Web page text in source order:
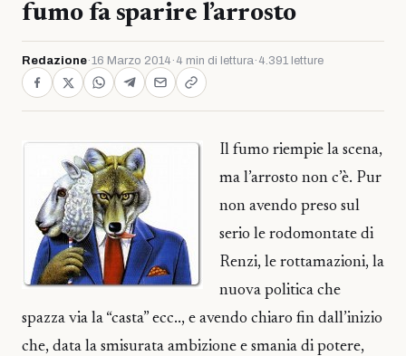
fumo fa sparire l’arrosto
Redazione·16 Marzo 2014 · 4 min di lettura· 4.391 letture
Il fumo riempie la scena,
ma l’arrosto non c’è. Pur
non avendo preso sul
serio le rodomontate di
Renzi, le rottamazioni, la
nuova politica che
spazza via la “casta” ecc.., e avendo chiaro fin dall’inizio
che, data la smisurata ambizione e smania di potere,